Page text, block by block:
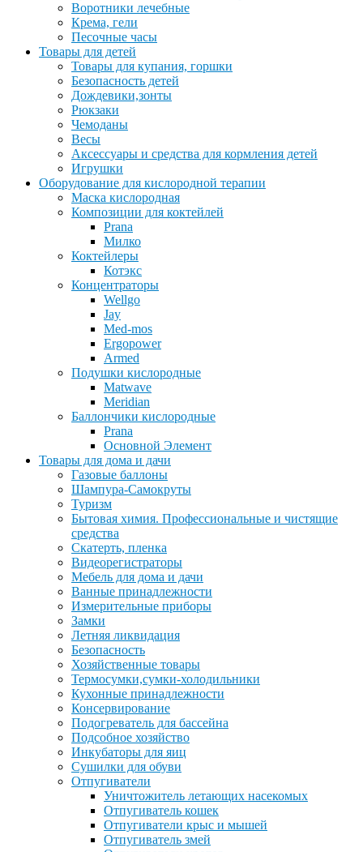
Воротники лечебные
Крема, гели
Песочные часы
Товары для детей
Товары для купания, горшки
Безопасность детей
Дождевики,зонты
Рюкзаки
Чемоданы
Весы
Аксессуары и средства для кормления детей
Игрушки
Оборудование для кислородной терапии
Маска кислородная
Композиции для коктейлей
Prana
Милко
Коктейлеры
Котэкс
Концентраторы
Wellgo
Jay
Med-mos
Ergopower
Armed
Подушки кислородные
Matwave
Meridian
Баллончики кислородные
Prana
Основной Элемент
Товары для дома и дачи
Газовые баллоны
Шампура-Самокруты
Туризм
Бытовая химия. Профессиональные и чистящие
средства
Скатерть, пленка
Видеорегистраторы
Мебель для дома и дачи
Ванные принадлежности
Измерительные приборы
Замки
Летняя ликвидация
Безопасность
Хозяйственные товары
Термосумки,сумки-холодильники
Кухонные принадлежности
Консервирование
Подогреватель для бассейна
Подсобное хозяйство
Инкубаторы для яиц
Сушилки для обуви
Отпугиватели
Уничтожитель летающих насекомых
Отпугиватель кошек
Отпугиватели крыс и мышей
Отпугиватель змей